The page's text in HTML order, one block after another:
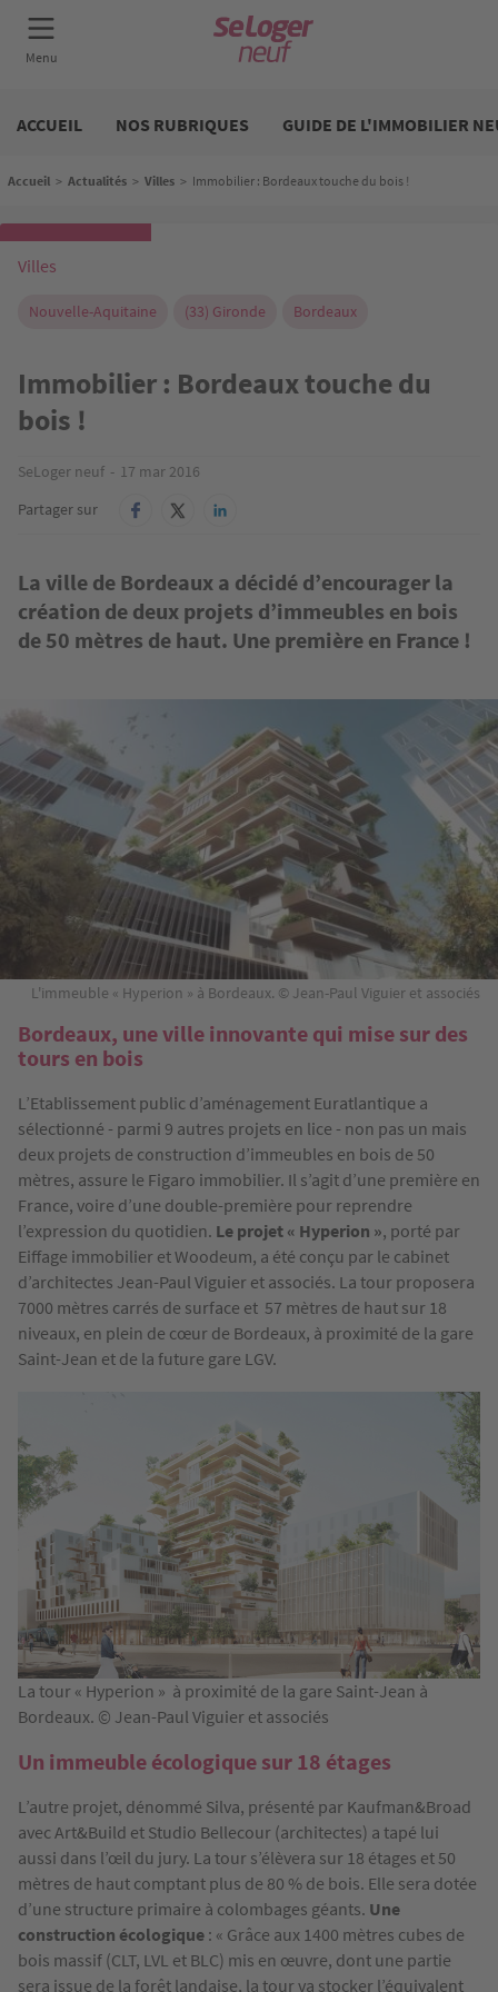
contenu
ACCUEIL
NOS RUBRIQUES GUIDE DE L'IMMOBILIER
Fil d'Ariane
Accueil > Actualités > Villes > Immobilier : Bordeaux touche du bois !
Villes
Nouvelle-Aquitaine (33) Gironde Bordeaux
Immobilier : Bordeaux touche du
bois !
SeLoger neuf
17 mar 2016
Partager sur
La ville de Bordeaux a décidé d’encourager la
création de deux projets d’immeubles en bois
de 50 mètres de haut. Une première en France !
L'immeuble « Hyperion » à Bordeaux. © Jean-Paul Viguier et associés
Bordeaux, une ville innovante qui mise sur des
tours en bois
L’Etablissement public d’aménagement Euratlantique a
sélectionné - parmi 9 autres projets en lice - non pas un mais
deux projets de construction d’immeubles en bois de 50
mètres, assure le Figaro immobilier. Il s’agit d’une première en
France, voire d’une double-première pour reprendre
l’expression du quotidien. Le projet « Hyperion », porté par
Eiffage immobilier et Woodeum, a été conçu par le cabinet
d’architectes Jean-Paul Viguier et associés. La tour proposera
7000 mètres carrés de surface et 57 mètres de haut sur 18
niveaux, en plein de cœur de Bordeaux, à proximité de la gare
Saint-Jean et de la future gare LGV.
La tour « Hyperion » à proximité de la gare Saint-Jean à
Bordeaux. © Jean-Paul Viguier et associés
Un immeuble écologique sur 18 étages
L’autre projet, dénommé Silva, présenté par Kaufman&Broad
avec Art&Build et Studio Bellecour (architectes) a tapé lui
aussi dans l’œil du jury. La tour s’élèvera sur 18 étages et 50
mètres de haut comptant plus de 80 % de bois. Elle sera dotée
d’une structure primaire à colombages géants. Une
construction écologique : « Grâce aux 1400 mètres cubes de
bois massif (CLT, LVL et BLC) mis en œuvre, dont une partie
sera issue de la forêt landaise, la tour va stocker l’équivalent